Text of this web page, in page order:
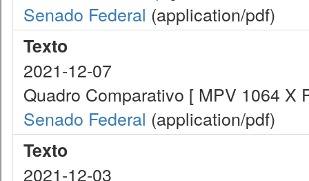
Senado Federal (application/pdf)
Texto
2021-12-07
Quadro Comparativo [ MPV 1064 X
Senado Federal (application/pdf)
Texto
2021-12-03